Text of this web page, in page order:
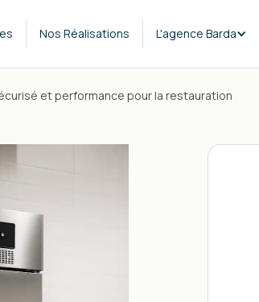
Nos Réalisations L'agence Barda
et performance pour la restauration